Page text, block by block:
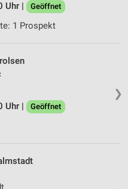
Uhr |
Geöffnet
1 Prospekt
❯
Uhr |
Geöffnet
Auswahl von